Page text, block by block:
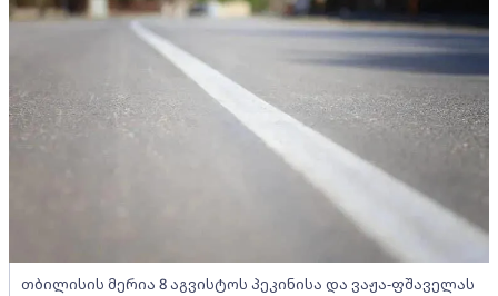
თბილისის მერია 8 აგვისტოს პეკინისა და ვაჟა-ფშაველას